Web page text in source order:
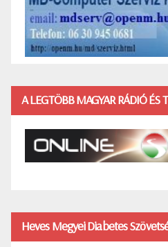
A LEGTÖBB MAGYAR RÁDIÓ ÉS
Heves Megyei Diabetes